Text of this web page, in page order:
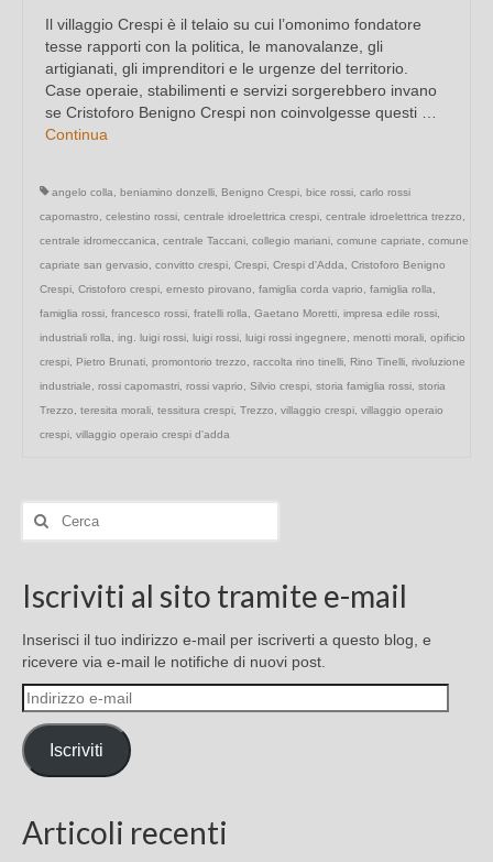
Il villaggio Crespi è il telaio su cui l’omonimo fondatore
tesse rapporti con la politica, le manovalanze, gli
artigianati, gli imprenditori e le urgenze del territorio.
Case operaie, stabilimenti e servizi sorgerebbero invano
se Cristoforo Benigno Crespi non coinvolgesse questi …
Continua
angelo colla beniamino donzelli Benigno Crespi bice rossi carlo rossi
capomastro
celestino rossi centrale idroelettrica crespi centrale idroelettrica trezzo
centrale idromeccanica
centrale Taccani collegio mariani comune capriate
comune
capriate san gervasio
convitto crespi Crespi Crespi d'Adda
Cristoforo Benigno
Crespi Cristoforo crespi ernesto pirovano famiglia corda vaprio famiglia rolla
famiglia rossi francesco rossi fratelli rolla Gaetano Moretti impresa edile rossi
industriali rolla
ing. luigi rossi luigi rossi luigi rossi ingegnere menotti morali opificio
crespi
Pietro Brunati promontorio trezzo raccolta rino tinelli Rino Tinelli rivoluzione
industriale
rossi capomastri rossi vaprio Silvio crespi storia famiglia rossi storia
Trezzo
teresita morali tessitura crespi Trezzo villaggio crespi villaggio operaio
crespi villaggio operaio crespi d'adda
Cerca:
Iscriviti al sito tramite e-mail
Inserisci il tuo indirizzo e-mail per iscriverti a questo blog, e
ricevere via e-mail le notifiche di nuovi post.
Indirizzo
e-
mail
Iscriviti
Articoli recenti